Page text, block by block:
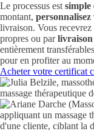
Le processus est simple
montant, personnalisez
livraison. Vous
propres ou par
entièrement
pour en profiter au
Acheter votre certificat